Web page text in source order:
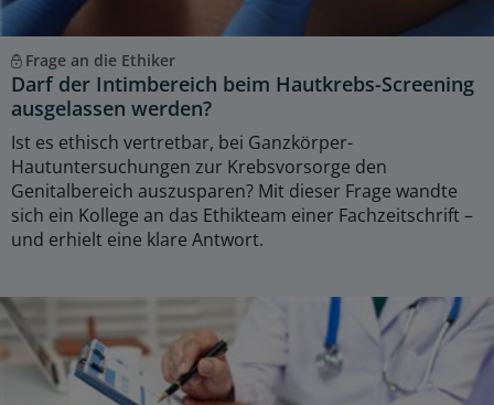
Frage an die Ethiker
Darf der Intimbereich beim Hautkrebs-Screening
ausgelassen werden?
Ist es ethisch vertretbar, bei Ganzkörper-
Hautuntersuchungen zur Krebsvorsorge den
Genitalbereich auszusparen? Mit dieser Frage wandte
sich ein Kollege an das Ethikteam einer Fachzeitschrift –
und erhielt eine klare Antwort.